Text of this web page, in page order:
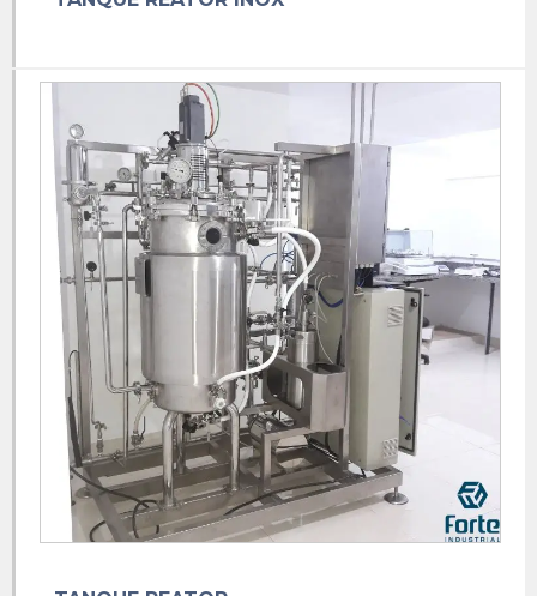
Misturador inox industrial
Misturador de inox preço
Misturador inox
Misturador de líquidos industrial
Misturador de pó aço inox
Misturador de pó industrial
Misturador de pó
Pré misturador de calda
Pré misturador de defensivos agrícolas
Pré misturador
Reator de aço inoxidável